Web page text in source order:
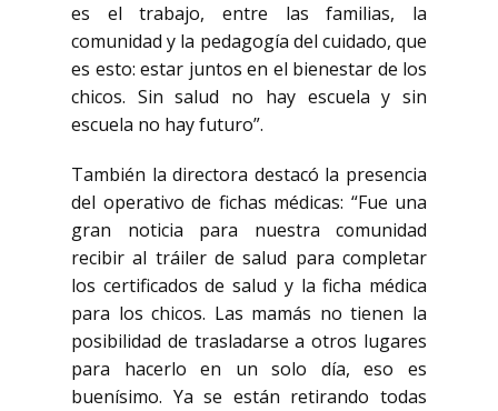
es el trabajo, entre las familias, la
comunidad y la pedagogía del cuidado, que
es esto: estar juntos en el bienestar de los
chicos. Sin salud no hay escuela y sin
escuela no hay futuro”.
También la directora destacó la presencia
del operativo de fichas médicas: “Fue una
gran noticia para nuestra comunidad
recibir al tráiler de salud para completar
los certificados de salud y la ficha médica
para los chicos. Las mamás no tienen la
posibilidad de trasladarse a otros lugares
para hacerlo en un solo día, eso es
buenísimo. Ya se están retirando todas